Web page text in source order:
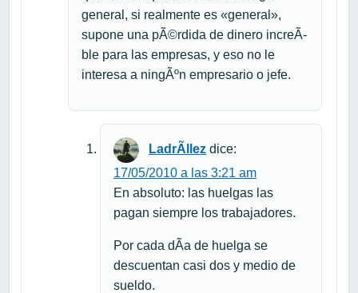
general, si realmente es «general»,
supone una pÃ©rdida de dinero increÃ­
ble para las empresas, y eso no le
interesa a ningÃºn empresario o jefe.
LadrÃ­llez dice:
17/05/2010 a las 3:21 am
En absoluto: las huelgas las
pagan siempre los trabajadores.
Por cada dÃ­a de huelga se
descuentan casi dos y medio de
sueldo.